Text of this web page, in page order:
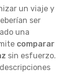
un viaje y
ser
una
comparar
sin esfuerzo.